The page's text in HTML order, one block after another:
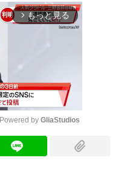
arrow_forward_ios もっと見る
Powered by GliaStudios